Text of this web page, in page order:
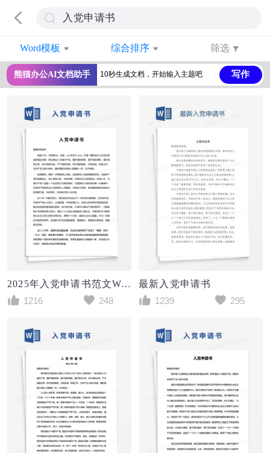
Word模板 综合排序 筛选
熊猫办公AI文档助手 写作
2025年入党申请书范文Word模板
1216
248
最新入党申请书
1239
295